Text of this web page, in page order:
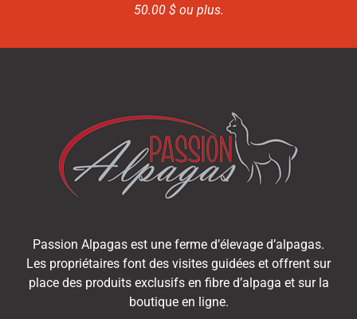
50.00 $ ou plus.
Passion Alpagas est une ferme d’élevage d’alpagas.
Les propriétaires font des visites guidées et offrent sur
place des produits exclusifs en fibre d’alpaga et sur la
boutique en ligne.